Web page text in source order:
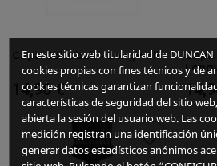
Capa Colorball - Longwell
Preço
14,90 €
favorite_border
En este sitio web titularidad de DUNCAN
cookies propias con fines técnicos y de
cookies técnicas garantizan
características de seguridad del sitio
abierta la sesión del usuario web. Las
medición registran una identificación
generar datos estadísticos anónimos